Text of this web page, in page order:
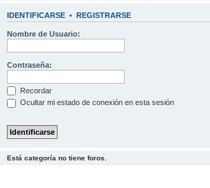
IDENTIFICARSE • REGISTRARSE
Nombre de Usuario:
Contraseña:
Recordar
Ocultar mi estado de conexión en esta sesión
Está categoría no tiene foros.